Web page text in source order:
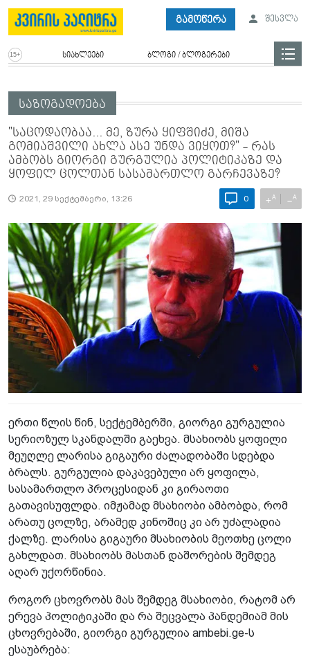
გამოწერა შესვლა
სიახლეები ბლოგი / ბლოგერები
საზოგადოება
"საცოდაობაა... მე, ზურა ყიფშიძე, მიშა
გომიაშვილი ახლა ასე უნდა ვიყოთ?" - რას
ამბობს გიორგი გურგულია პოლიტიკაზე და
ყოფილ ცოლთან სასამართლო გარჩევაზე?
2021, 29 სექტემბერი, 13:26 0 +A −A
ერთი წლის წინ, სექტემბერში, გიორგი გურგულია
სერიოზულ სკანდალში გაეხვა. მსახიობს ყოფილი
მეუღლე ლარისა გიგაური ძალადობაში სდებდა
ბრალს. გურგულია დაკავებული არ ყოფილა,
სასამართლო პროცესიდან კი გირაოთი
გათავისუფლდა. იმჟამად მსახიობი ამბობდა, რომ
არათუ ცოლზე, არამედ კინოშიც კი არ უძალადია
ქალზე. ლარისა გიგაური მსახიობის მეოთხე ცოლი
გახლდათ. მსახიობს მასთან დაშორების შემდეგ
აღარ უქორწინია.
როგორ ცხოვრობს მას შემდეგ მსახიობი, რატომ არ
ერევა პოლიტიკაში და რა შეცვალა პანდემიამ მის
ცხოვრებაში, გიორგი გურგულია ambebi.ge-ს
ესაუბრება: